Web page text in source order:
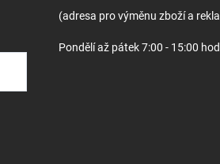
(adresa pro výměnu zboží a
Pondělí až pátek 7:00 - 15:00